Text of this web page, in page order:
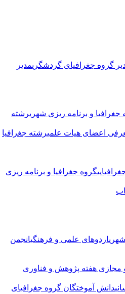
گروه جغرافیای گردشگریمدیر
جغرافیا و برنامه ریزی شهریرشته
اعضای هیات علمیرشته جغرافیا
گروه جغرافیا و برنامه ریزی
اردوهای علمی و فرهنگیانجمن
هفته پژوهش و فناوری
دانش آموختگان گروه جغرافیای